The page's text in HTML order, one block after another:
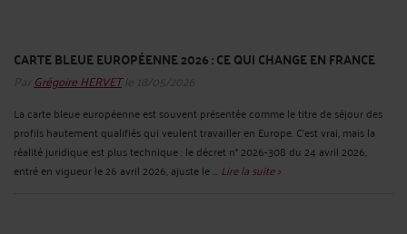
CARTE BLEUE EUROPÉENNE 2026 : CE QUI CHANGE EN FRANCE
Par Grégoire HERVETle 18/05/2026
La carte bleue européenne est souvent présentée comme le titre de séjour des
profils hautement qualifiés qui veulent travailler en Europe. C’est vrai, mais la
réalité juridique est plus technique : le décret n° 2026-308 du 24 avril 2026,
entré en vigueur le 26 avril 2026, ajuste le ... Lire la suite >